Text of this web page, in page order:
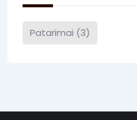
Patarimai (3)